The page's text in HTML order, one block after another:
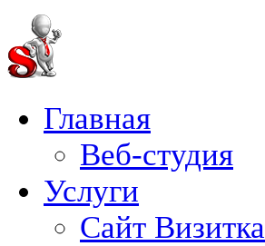
Главная
Веб-студия
Услуги
Сайт Визитка